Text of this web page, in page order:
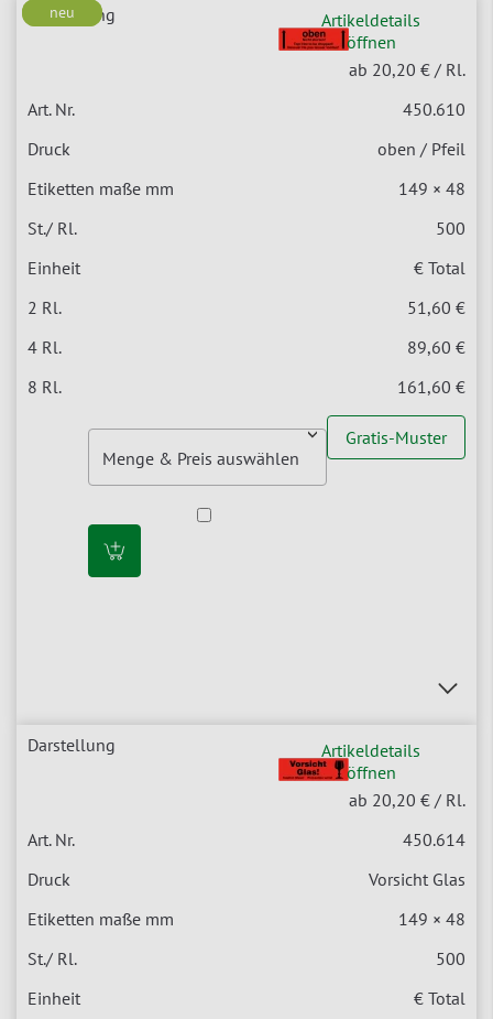
Artikeldetails
öffnen
ab 20,20 € / Rl.
450.610
oben / Pfeil
149 × 48
500
€ Total
51,60 €
89,60 €
161,60 €
Gratis-Muster
Artikeldetails
öffnen
ab 20,20 € / Rl.
450.614
Vorsicht Glas
149 × 48
500
€ Total
neu
neu